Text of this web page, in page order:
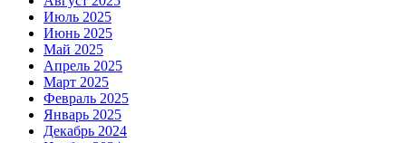
Июль 2025
Июнь 2025
Май 2025
Апрель 2025
Март 2025
Февраль 2025
Январь 2025
Декабрь 2024